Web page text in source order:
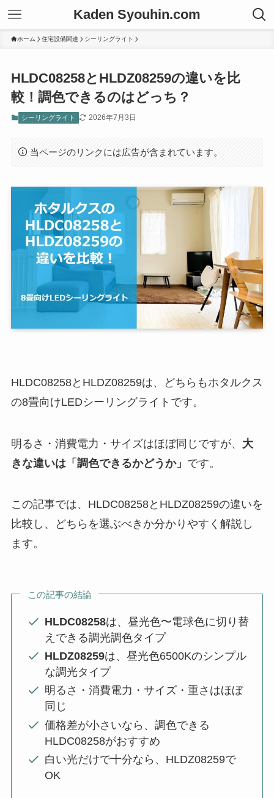
Kaden Syouhin.com
ホーム 住宅設備関連 シーリングライト
HLDC08258とHLDZ08259の違いを比
較！調色できるのはどっち？
シーリングライト 2026年7月3日
当ページのリンクには広告が含まれています。
HLDC08258とHLDZ08259は、どちらもホタルクス
の8畳向けLEDシーリングライトです。
明るさ・消費電力・サイズはほぼ同じですが、 大
きな違いは「調色できるかどうか」 です。
この記事では、HLDC08258とHLDZ08259の違いを
比較し、どちらを選ぶべきか分かりやすく解説し
ます。
この記事の結論
HLDC08258は、昼光色〜電球色に切り替
えできる調光調色タイプ
HLDZ08259は、昼光色6500Kのシンプル
な調光タイプ
明るさ・消費電力・サイズ・重さはほぼ
同じ
価格差が小さいなら、調色できる
HLDC08258がおすすめ
白い光だけで十分なら、HLDZ08259で
OK